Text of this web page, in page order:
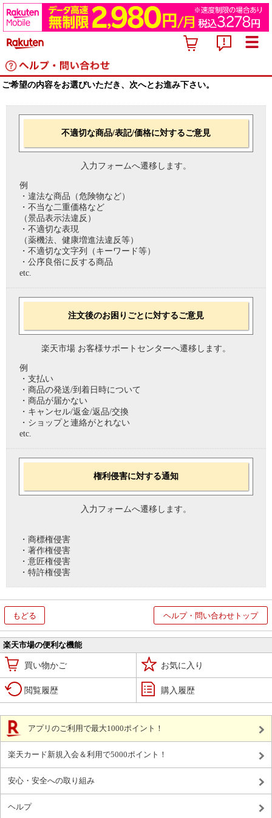
ご希望の内容をお選びいただき、次へとお進み下さい。
不適切な商品/表記/価格に対するご意見
入力フォームへ遷移します。
例
・違法な商品（危険物など）
・不当な二重価格など
（景品表示法違反）
・不適切な表現
（薬機法、健康増進法違反等）
・不適切な文字列（キーワード等）
・公序良俗に反する商品
etc.
注文後のお困りごとに対するご意見
楽天市場 お客様サポートセンターへ遷移します。
例
・支払い
・商品の発送/到着日時について
・商品が届かない
・キャンセル/返金/返品/交換
・ショップと連絡がとれない
etc.
権利侵害に対する通知
入力フォームへ遷移します。
・商標権侵害
・著作権侵害
・意匠権侵害
・特許権侵害
もどる ヘルプ・問い合わせトップ
楽天市場の便利な機能
買い物かご お気に入り
閲覧履歴 購入履歴
アプリのご利用で最大1000ポイント！
楽天カード新規入会＆利用で5000ポイント！
安心・安全への取り組み
ヘルプ